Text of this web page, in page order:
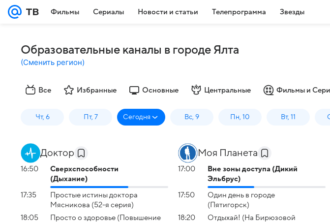
Фильмы Сериалы Новости и статьи Телепрограмма Звезды
Образовательные каналы в городе Ялта
(Сменить регион)
Все Избранные Основные Центральные Фильмы и
Чт, 6 Пт, 7 Сегодня Вс, 9 Пн, 10 Вт, 11
Доктор
16:50
Сверхспособности
(Дыхание)
17:35
Простые истины доктора
Мясникова (52-я серия)
18:05
Просто о здоровье (Повышение
Моя Планета
17:00
Вне зоны доступа (Дикий
Эльбрус)
17:50
Один день в городе
(Пятигорск)
18:20
Отдыхай! (На Бирюзовой